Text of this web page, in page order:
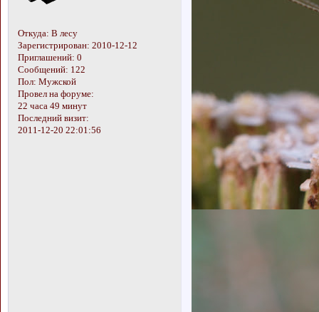
Откуда: В лесу
Зарегистрирован: 2010-12-12
Приглашений: 0
Сообщений: 122
Пол: Мужской
Провел на форуме:
22 часа 49 минут
Последний визит:
2011-12-20 22:01:56